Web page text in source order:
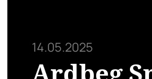
14.05.2025